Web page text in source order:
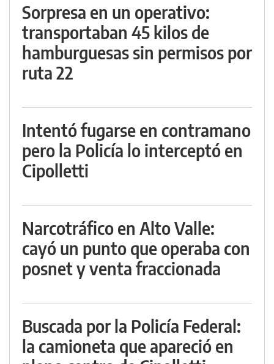
Sorpresa en un operativo:
transportaban 45 kilos de
hamburguesas sin permisos por
ruta 22
Intentó fugarse en contramano
pero la Policía lo interceptó en
Cipolletti
Narcotráfico en Alto Valle:
cayó un punto que operaba con
posnet y venta fraccionada
Buscada por la Policía Federal:
la camioneta que apareció en